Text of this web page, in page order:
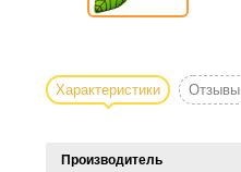
Характеристики Отзывы
Производитель